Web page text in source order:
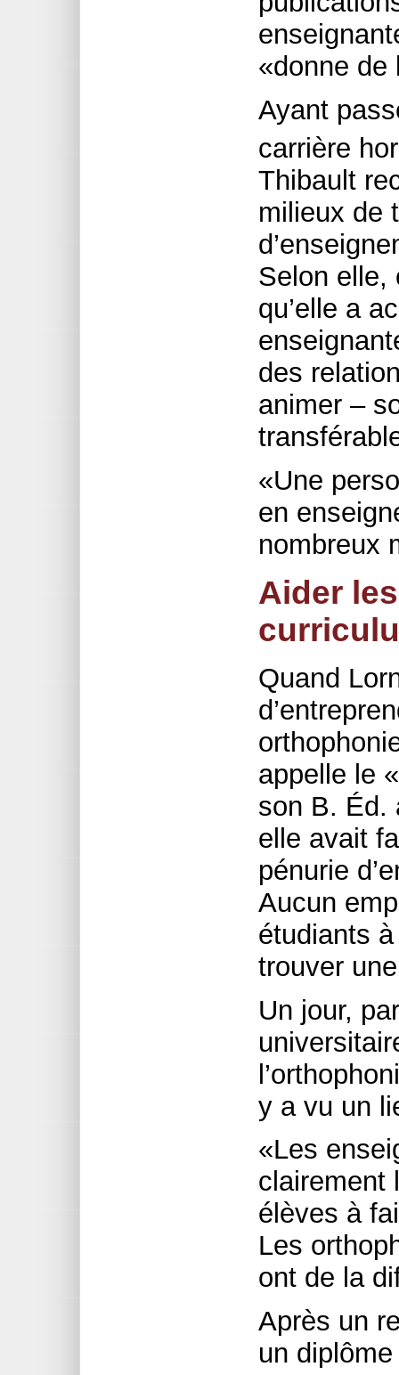
«donne de
Ayant
carrière
Thibault
milieux de
Selon elle,
qu’elle a
des
animer –
«Une
en
nombreux
Aider
Quand
appelle le
son B. Éd.
elle avait
pénurie
Aucun
étudiants
trouver
Un jour,
y a vu un
«Les
clairement
élèves à
Les
ont de la
Après un
un